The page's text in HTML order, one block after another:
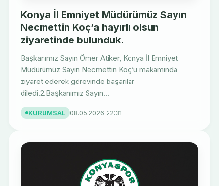
Konya İl Emniyet Müdürümüz Sayın
Necmettin Koç’a hayırlı olsun
ziyaretinde bulunduk.
Başkanımız Sayın Ömer Atiker, Konya İl Emniyet
Müdürümüz Sayın Necmettin Koç’u makamında
ziyaret ederek görevinde başarılar
diledi.2.Başkanımız Sayın...
KURUMSAL 08.05.2026 22:31